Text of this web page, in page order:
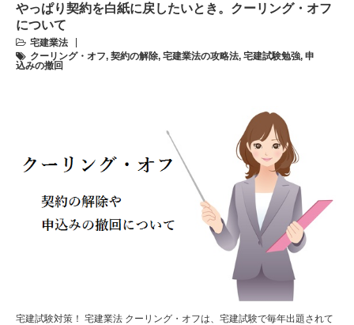
やっぱり契約を白紙に戻したいとき。クーリング・オフ
について
宅建業法
クーリング・オフ, 契約の解除, 宅建業法の攻略法, 宅建試験勉強, 申
込みの撤回
宅建試験対策！ 宅建業法 クーリング・オフは、宅建試験で毎年出題されて